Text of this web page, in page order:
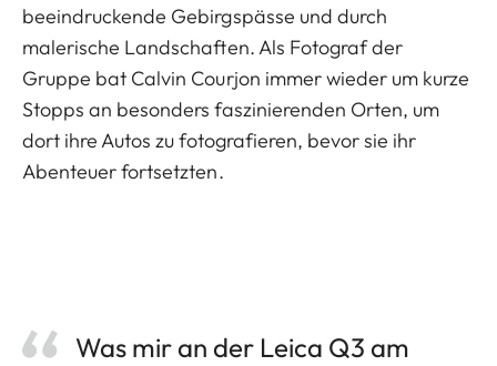
beeindruckende Gebirgspässe und durch
malerische Landschaften. Als Fotograf der
Gruppe bat Calvin Courjon immer wieder um kurze
Stopps an besonders faszinierenden Orten, um
dort ihre Autos zu fotografieren, bevor sie ihr
Abenteuer fortsetzten.
Was mir an der Leica Q3 am